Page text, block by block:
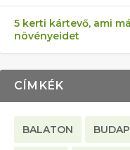
5 kerti kártevő, ami
növényeidet
CÍMKÉK
BALATON